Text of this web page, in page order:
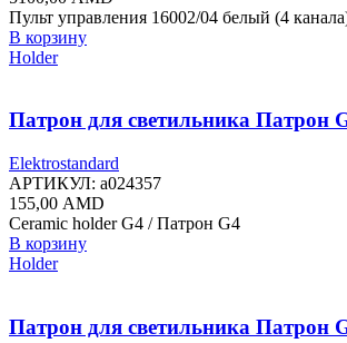
Пульт управления 16002/04 белый (4
В корзину
Holder
Патрон для светильника Патрон
Elektrostandard
АРТИКУЛ: a024357
155,00 AMD
Ceramic holder G4 / Патрон G4
В корзину
Holder
Патрон для светильника Патрон